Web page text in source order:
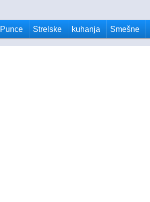
Punce Strelske kuhanja Smešne